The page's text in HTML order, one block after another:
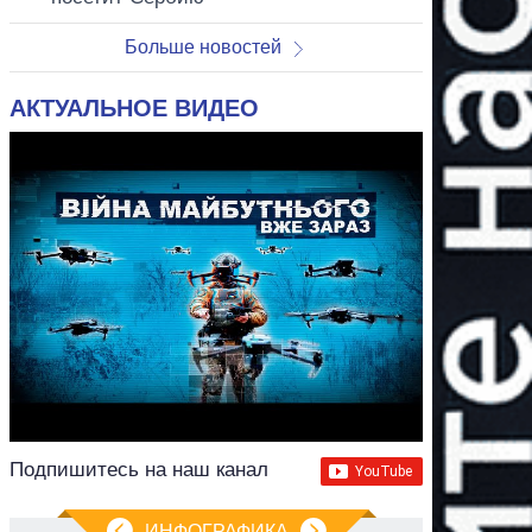
Больше новостей
АКТУАЛЬНОЕ ВИДЕО
Подпишитесь на наш канал